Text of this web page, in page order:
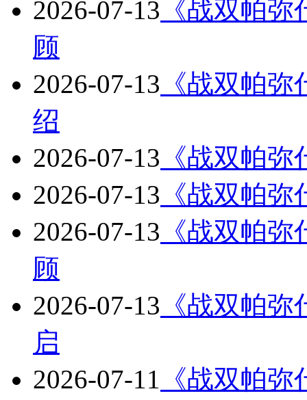
2026-07-13 《战双帕
顾
2026-07-13 《战双帕
绍
2026-07-13 《战双帕
2026-07-13 《战双帕
2026-07-13 《战双帕
顾
2026-07-13 《战双帕
启
2026-07-11 《战双帕